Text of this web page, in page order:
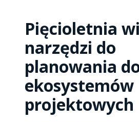
Pięcioletnia
narzędzi do
planowania
ekosystemów
projektowych